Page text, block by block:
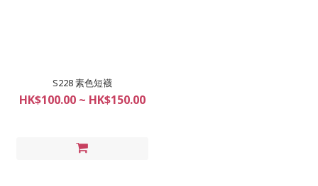
S228 素色短襪
HK$100.00 ~ HK$150.00